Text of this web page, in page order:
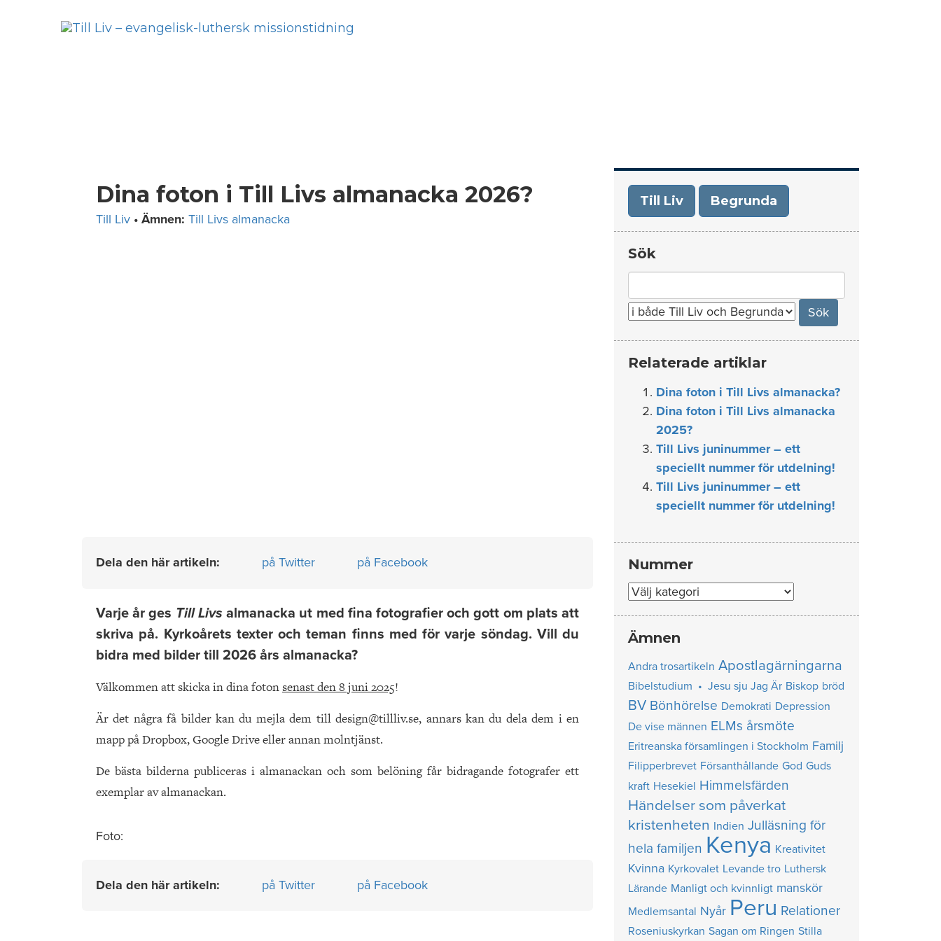
Dina foton i Till Livs almanacka 2026?
Till Liv • Ämnen: Till Livs almanacka
Dela den här artikeln: på Twitter på Facebook
Varje år ges Till Livs almanacka ut med fina fotografier och gott om plats att
skriva på. Kyrkoårets texter och teman finns med för varje söndag. Vill du
bidra med bilder till 2026 års almanacka?
Välkommen att skicka in dina foton senast den 8 juni 2025!
Är det några få bilder kan du mejla dem till design@tillliv.se, annars kan du dela dem i en
mapp på Dropbox, Google Drive eller annan molntjänst.
De bästa bilderna publiceras i almanackan och som belöning får bidragande fotografer ett
exemplar av almanackan.
Foto:
Dela den här artikeln: på Twitter på Facebook
Till Liv Begrunda
Sök
for:
Relaterade artiklar
Dina foton i Till Livs almanacka?
Dina foton i Till Livs almanacka
2025?
Till Livs juninummer – ett
speciellt nummer för utdelning!
Till Livs juninummer – ett
speciellt nummer för utdelning!
Nummer
Nummer
Ämnen
Andra trosartikeln Apostlagärningarna
Bibelstudium • Jesu sju Jag Är Biskop bröd
BV Bönhörelse Demokrati Depression
De vise männen ELMs årsmöte
Eritreanska församlingen i Stockholm Familj
Filipperbrevet Försanthållande God Guds
kraft Hesekiel Himmelsfärden
Händelser som påverkat
kristenheten Indien Julläsning för
hela familjen Kenya Kreativitet
Kvinna Kyrkovalet Levande tro Luthersk
Lärande Manligt och kvinnligt manskör
Medlemsantal Nyår Peru Relationer
Roseniuskyrkan Sagan om Ringen Stilla